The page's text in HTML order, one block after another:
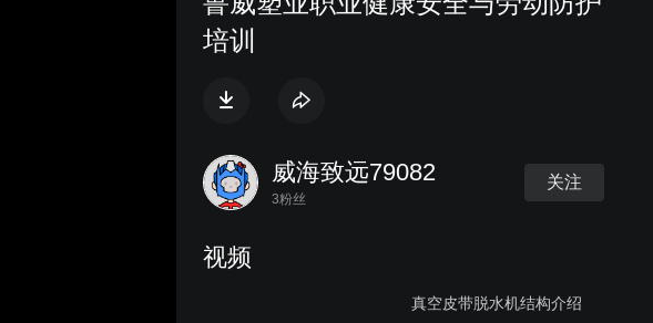
培训
威海致远79082
3粉丝
关注
视频
真空皮带脱水机结构介绍